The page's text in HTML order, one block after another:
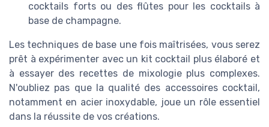
cocktails forts ou des flûtes pour les cocktails à
base de champagne.
Les techniques de base une fois maîtrisées, vous serez
prêt à expérimenter avec un kit cocktail plus élaboré et
à essayer des recettes de mixologie plus complexes.
N'oubliez pas que la qualité des accessoires cocktail,
notamment en acier inoxydable, joue un rôle essentiel
dans la réussite de vos créations.